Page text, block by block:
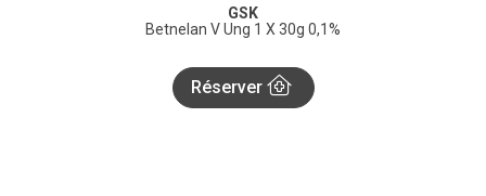
GSK
Betnelan V Ung 1 X 30g 0,1%
Réserver